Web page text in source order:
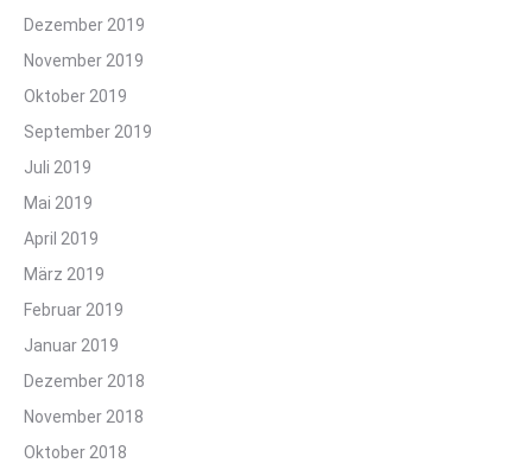
Dezember 2019
November 2019
Oktober 2019
September 2019
Juli 2019
Mai 2019
April 2019
März 2019
Februar 2019
Januar 2019
Dezember 2018
November 2018
Oktober 2018